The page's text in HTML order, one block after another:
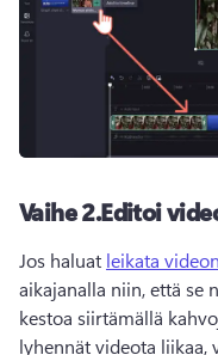
Vaihe 2.Editoi
Jos haluat leikata
aikajanalla niin, että se
kestoa siirtämällä
lyhennät videota liikaa,